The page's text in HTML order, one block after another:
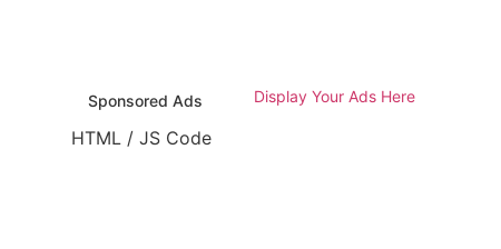
Sponsored Ads Display Your Ads Here
HTML / JS Code